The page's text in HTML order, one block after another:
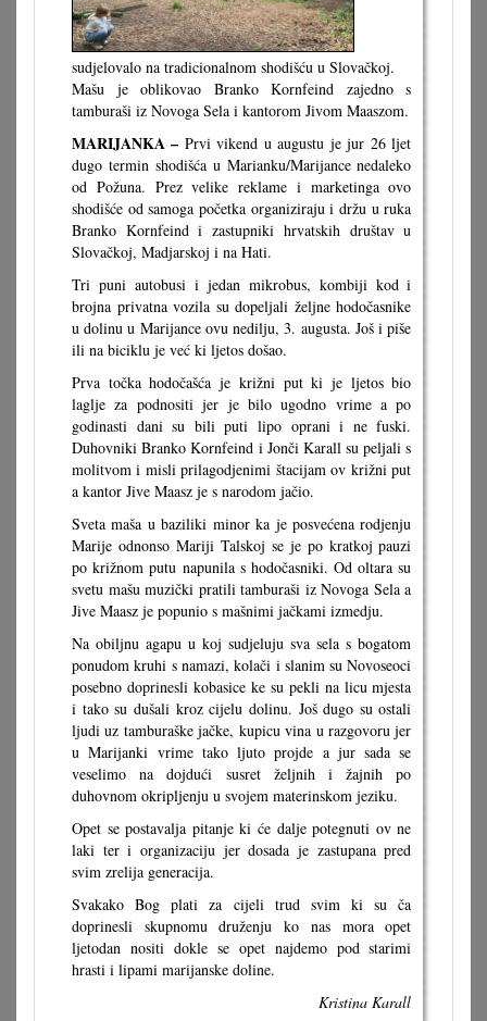
sudjelovalo na tradicionalnom shodišću u Slovačkoj.
Mašu je oblikovao Branko Kornfeind zajedno s
tamburaši iz Novoga Sela i kantorom Jivom Maaszom.
MARIJANKA – Prvi vikend u augustu je jur 26 ljet
dugo termin shodišća u Marianku/Marijance nedaleko
od Požuna. Prez velike reklame i marketinga ovo
shodišće od samoga početka organiziraju i držu u ruka
Branko Kornfeind i zastupniki hrvatskih društav u
Slovačkoj, Madjarskoj i na Hati.
Tri puni autobusi i jedan mikrobus, kombiji kod i
brojna privatna vozila su dopeljali željne hodočasnike
u dolinu u Marijance ovu nedilju, 3. augusta. Još i piše
ili na biciklu je već ki ljetos došao.
Prva točka hodočašća je križni put ki je ljetos bio
laglje za podnositi jer je bilo ugodno vrime a po
godinasti dani su bili puti lipo oprani i ne fuski.
Duhovniki Branko Kornfeind i Jonči Karall su peljali s
molitvom i misli prilagodjenimi štacijam ov križni put
a kantor Jive Maasz je s narodom jačio.
Sveta maša u baziliki minor ka je posvećena rodjenju
Marije odnonso Mariji Talskoj se je po kratkoj pauzi
po križnom putu napunila s hodočasniki. Od oltara su
svetu mašu muzički pratili tamburaši iz Novoga Sela a
Jive Maasz je popunio s mašnimi jačkami izmedju.
Na obiljnu agapu u koj sudjeluju sva sela s bogatom
ponudom kruhi s namazi, kolači i slanim su Novoseoci
posebno doprinesli kobasice ke su pekli na licu mjesta
i tako su dušali kroz cijelu dolinu. Još dugo su ostali
ljudi uz tamburaške jačke, kupicu vina u razgovoru jer
u Marijanki vrime tako ljuto projde a jur sada se
veselimo na dojdući susret željnih i žajnih po
duhovnom okripljenju u svojem materinskom jeziku.
Opet se postavalja pitanje ki će dalje potegnuti ov ne
laki ter i organizaciju jer dosada je zastupana pred
svim zrelija generacija.
Svakako Bog plati za cijeli trud svim ki su ča
doprinesli skupnomu druženju ko nas mora opet
ljetodan nositi dokle se opet najdemo pod starimi
hrasti i lipami marijanske doline.
Kristina Karall